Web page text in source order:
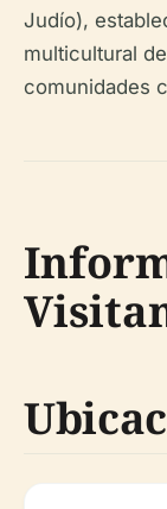
Judío),
multicultural
comunidades